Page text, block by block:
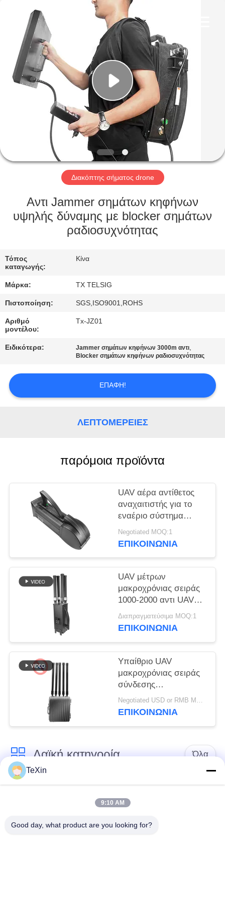
ΣΠΊΤΙ
ΠΡΟΪΌΝΤΑ
ΠΕΡΊΠΟΥ
ΓΎΡΟΣ
ΕΡΓΟΣΤΑΣΊΩΝ
ΠΟΙΟΤΙΚΌΣ
ΜΑΣ
ΕΛΆΤΕ
ΕΠΑΦΉ
ΜΕ
BLOG
ΖΗΤΉΣΤΕ
ΑΠΌΣΠΑΣΜΑ
SITEMAP
PRIVACY
POLICY
Reserved.
Διακόπτης σήματος drone
Αντι Jammer σημάτων κηφήνων
υψηλής δύναμης με blocker σημάτων
ραδιοσυχνότητας
Τόπος
καταγωγής:
Κίνα
Μάρκα: TX TELSIG
Πιστοποίηση: SGS,ISO9001,ROHS
Αριθμό
μοντέλου:
Tx-JZ01
Ειδικότερα: Jammer σημάτων κηφήνων 3000m αντι,
Blocker σημάτων κηφήνων ραδιοσυχνότητας
ΕΠΑΦΉ!
ΛΕΠΤΟΜΈΡΕΙΕΣ
παρόμοια προϊόντα
UAV αέρα αντίθετος
αναχαιτιστής για το
εναέριο σύστημα
άμυνας δολοφόνων
κηφήνων ΠΣΤ
Negotiated MOQ:1
ΕΠΙΚΟΙΝΩΝΊΑ
UAV μέτρων
μακροχρόνιας σειράς
1000-2000 αντι UAV
συστημάτων Jammer
κηφήνων για Mavic3
Διαπραγματεύσιμα MOQ:1
ΕΠΙΚΟΙΝΩΝΊΑ
Υπαίθριο UAV
μακροχρόνιας σειράς
σύνδεσης
υπολογιστών Jammer
σημάτων κηφήνων
Negotiated USD or RMB MOQ:1
ΕΠΙΚΟΙΝΩΝΊΑ
Λαϊκή κατηγορία Όλα
Μονάδα παρεμβολής
με μη επανδρωμένο
TeXin
9:10 AM
Good day, what product are you looking for?